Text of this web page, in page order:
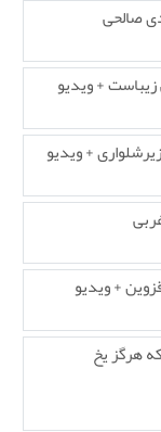
صالحی
+ ویدیو
+ ویدیو
+ ویدیو
هرگز یخ